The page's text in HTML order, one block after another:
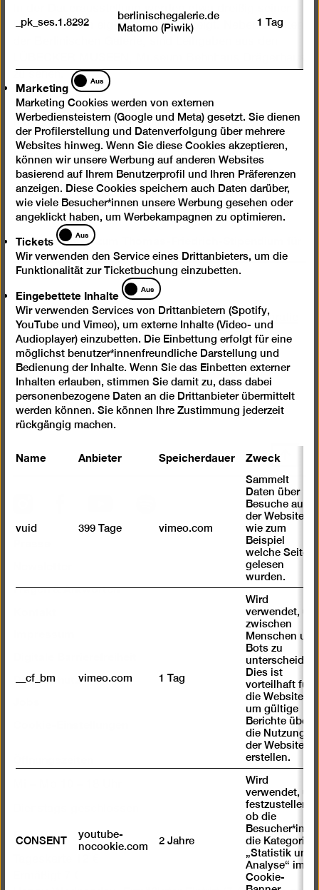
In der Dauerausstellung werden etwa dreißig seiner
Bilder in einem eigenen Raum gezeigt. Neben Werken
zu sehen.
Das Thomas Friedrich-Stipendium für
Fotografieforschung ist initiiert und finanziert durch
den Designer, Editor, Sammler und Fotohistoriker
Manfred Heiting (The Heiting Library Trust). Es
ermöglicht Wissenschaftler*innen, jeweils für die
Dauer eines Jahres einzelne Konvolute der
Fotografischen Sammlung zu bearbeiten.
Mehr erfahren zum Thomas-Friedrich-Stipendium für
Fotografieforschung
Im Rahmen desEuropäischen Monats der Fotografie
Nach
oben
Fragen & Antworten
Datenschutz
Eintritt
_pk_ses.1.8292
berlinischegalerie.de
Matomo (Piwik)
1 Tag
Marketing
Marketing
Aus
Marketing Cookies werden von externen
Werbediensteistern (Google und Meta) gesetzt. Sie dienen
der Profilerstellung und Datenverfolgung über mehrere
Websites hinweg. Wenn Sie diese Cookies akzeptieren,
können wir unsere Werbung auf anderen Websites
basierend auf Ihrem Benutzerprofil und Ihren Präferenzen
anzeigen. Diese Cookies speichern auch Daten darüber,
wie viele Besucher*innen unsere Werbung gesehen oder
angeklickt haben, um Werbekampagnen zu optimieren.
Tickets
Tickets
Aus
Wir verwenden den Service eines Drittanbieters, um die
Funktionalität zur Ticketbuchung einzubetten.
Eingebettete Inhalte
Eingebettete
Inhalte
Aus
Wir verwenden Services von Drittanbietern (Spotify,
YouTube und Vimeo), um externe Inhalte (Video- und
Audioplayer) einzubetten. Die Einbettung erfolgt für eine
möglichst benutzer*innenfreundliche Darstellung und
Bedienung der Inhalte. Wenn Sie das Einbetten externer
Inhalten erlauben, stimmen Sie damit zu, dass dabei
personenbezogene Daten an die Drittanbieter übermittelt
werden können. Sie können Ihre Zustimmung jederzeit
rückgängig machen.
Name Anbieter Speicherdauer Zweck
vuid 399 Tage vimeo.com
Sammelt
Daten über
Besuche auf
der Website,
wie zum
Beispiel
welche Seiten
gelesen
wurden.
__cf_bm vimeo.com 1 Tag
Wird
verwendet, um
zwischen
Menschen und
Bots zu
unterscheiden.
Dies ist
vorteilhaft für
die Website,
um gültige
Berichte über
die Nutzung
der Website zu
erstellen.
CONSENT
youtube-
nocookie.com
2 Jahre
Wird
verwendet, um
festzustellen ,
ob die
Besucher*in
die Kategorie
„Statistik und
Analyse“ im
Cookie-